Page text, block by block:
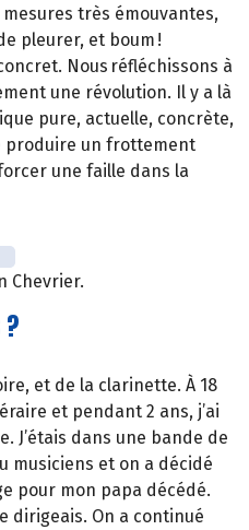
très émouvantes,
pleurer, et boum !
Nous réfléchissons à
une révolution. Il y a là
pure, actuelle, concrète,
produire un frottement
une faille dans la
Chevrier.
et de la clarinette. À 18
et pendant 2 ans, j’ai
J’étais dans une bande de
musiciens et on a décidé
pour mon papa décédé.
dirigeais. On a continué